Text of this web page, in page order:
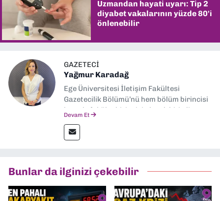
Uzmandan hayati uyarı: Tip 2
diyabet vakalarının yüzde 80'i
önlenebilir
GAZETECI
Yağmur Karadağ
Ege Üniversitesi İletişim Fakültesi
Gazetecilik Bölümü’nü hem bölüm birincisi
hem de fakülte birincisi olarak bitirdim.
İletişim” üzerine yüksek lisans eğitimimi
tamamladım. Halen aynı anabilim dalında
Müdürü” olarak görev almaktayım. Hak
odaklı haberciliğe dair çalışmalar
yapıyorum
Devam Et
Bunlar da ilginizi çekebilir